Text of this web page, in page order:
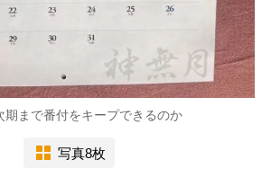
期まで番付をキープできるのか
写真8枚